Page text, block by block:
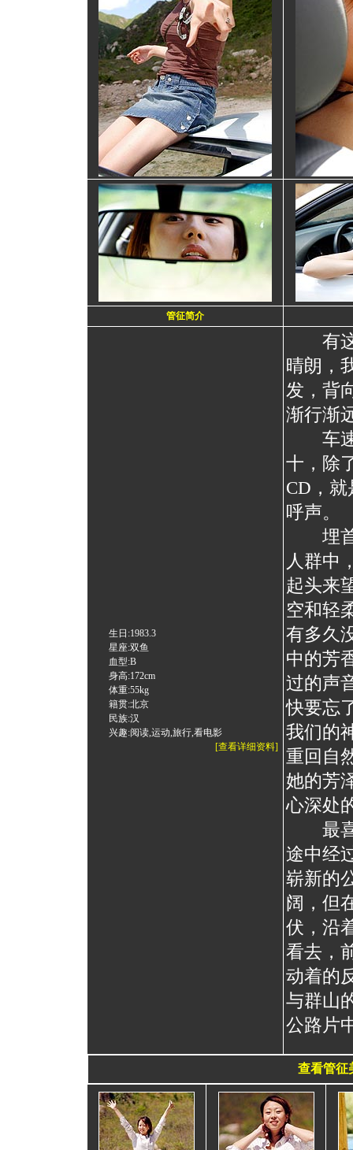
管征简介
生日:1983.3
星座:双鱼
血型:B
身高:172cm
体重:55kg
籍贯:北京
民族:汉
兴趣:阅读,运动,旅行,看电影
[查看详细资料]
有这
晴朗，
发，背
渐行渐
车速
十，除
CD，
呼声。
埋首
人群中
起头来
空和轻
有多久
中的芳
过的声
快要忘
我们的
重回自
她的芳
心深处
最喜
途中经
崭新的
阔，但
伏，沿
看去，
动着的
与群山
公路片
查看管征